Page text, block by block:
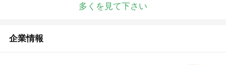
多くを見て下さい
企業情報